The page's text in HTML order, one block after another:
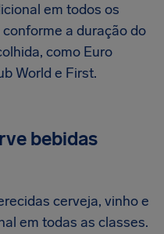
em todos os
a duração do
como Euro
World e First.
bebidas
cerveja, vinho e
em todas as classes.